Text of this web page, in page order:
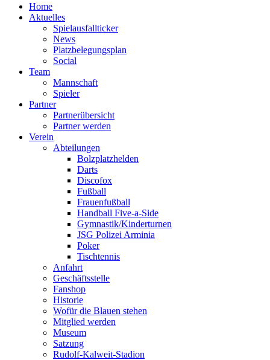
Home
Aktuelles
Spielausfallticker
News
Platzbelegungsplan
Social
Team
Mannschaft
Spieler
Partner
Partnerübersicht
Partner werden
Verein
Abteilungen
Bolzplatzhelden
Darts
Discofox
Fußball
Frauenfußball
Handball Five-a-Side
Gymnastik/Kinderturnen
JSG Polizei Arminia
Poker
Tischtennis
Anfahrt
Geschäftsstelle
Fanshop
Historie
Wofür die Blauen stehen
Mitglied werden
Museum
Satzung
Rudolf-Kalweit-Stadion